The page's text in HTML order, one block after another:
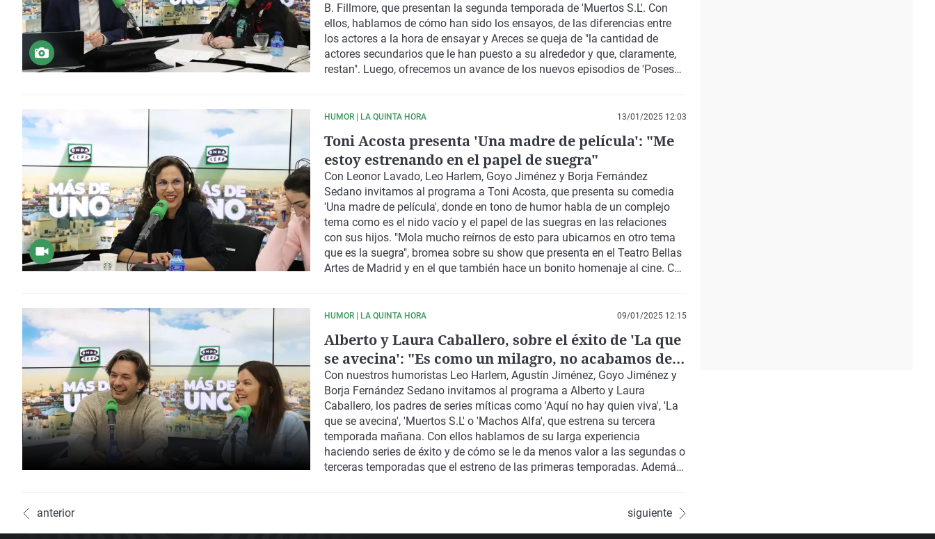
B. Fillmore, que presentan la segunda temporada de 'Muertos S.L'. Con
ellos, hablamos de cómo han sido los ensayos, de las diferencias entre
los actores a la hora de ensayar y Areces se queja de "la cantidad de
actores secundarios que le han puesto a su alrededor y que, claramente,
restan". Luego, ofrecemos un avance de los nuevos episodios de 'Poseso',
HUMOR | LA QUINTA HORA 13/01/2025 12:03
Toni Acosta presenta 'Una madre de película': "Me
estoy estrenando en el papel de suegra"
Con Leonor Lavado, Leo Harlem, Goyo Jiménez y Borja Fernández
Sedano invitamos al programa a Toni Acosta, que presenta su comedia
'Una madre de película', donde en tono de humor habla de un complejo
tema como es el nido vacío y el papel de las suegras en las relaciones
con sus hijos. "Mola mucho reírnos de esto para ubicarnos en otro tema
que es la suegra", bromea sobre su show que presenta en el Teatro Bellas
Artes de Madrid y en el que también hace un bonito homenaje al cine. Con
de Asturiasy Leo Harlem participa en 'El juego del bocata de calamar'.
HUMOR | LA QUINTA HORA 09/01/2025 12:15
Alberto y Laura Caballero, sobre el éxito de 'La que
se avecina': "Es como un milagro, no acabamos de
entender por qué"
Con nuestros humoristas Leo Harlem, Agustín Jiménez, Goyo Jiménez y
Borja Fernández Sedano invitamos al programa a Alberto y Laura
Caballero, los padres de series míticas como 'Aquí no hay quien viva', 'La
que se avecina', 'Muertos S.L' o 'Machos Alfa', que estrena su tercera
temporada mañana. Con ellos hablamos de su larga experiencia
haciendo series de éxito y de cómo se le da menos valor a las segundas o
terceras temporadas que el estreno de las primeras temporadas. Además,
ambos aseguran que, seguramente, "llegará el día" en que ocurra- y
anterior siguiente